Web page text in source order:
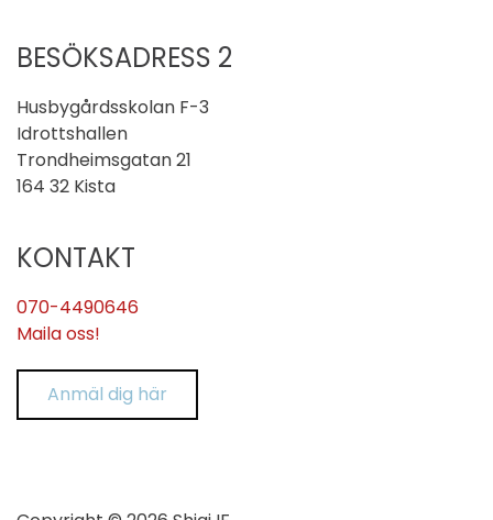
BESÖKSADRESS 2
Husbygårdsskolan F-3
Idrottshallen
Trondheimsgatan 21
164 32 Kista
KONTAKT
070-4490646
Maila oss!
Anmäl dig här